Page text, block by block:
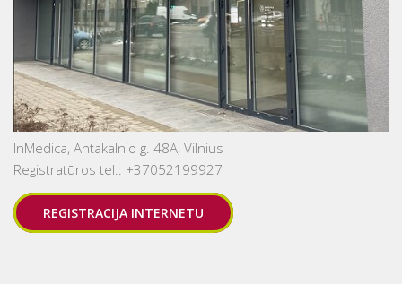
InMedica, Antakalnio g. 48A, Vilnius
Registratūros tel.: +37052199927
REGISTRACIJA INTERNETU